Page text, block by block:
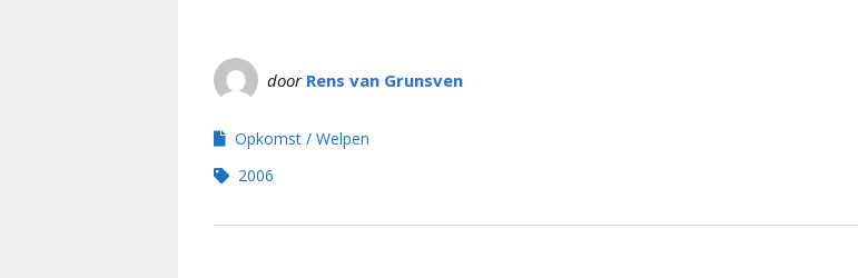
door Rens van Grunsven
Opkomst
Welpen
2006